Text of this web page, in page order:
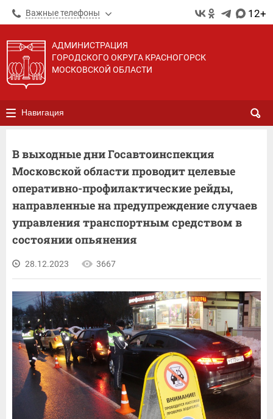
Важные телефоны 12+
АДМИНИСТРАЦИЯ
ГОРОДСКОГО ОКРУГА КРАСНОГОРСК
МОСКОВСКОЙ ОБЛАСТИ
Навигация
В выходные дни Госавтоинспекция
Московской области проводит целевые
оперативно-профилактические рейды,
направленные на предупреждение случаев
управления транспортным средством в
состоянии опьянения
28.12.2023 3667